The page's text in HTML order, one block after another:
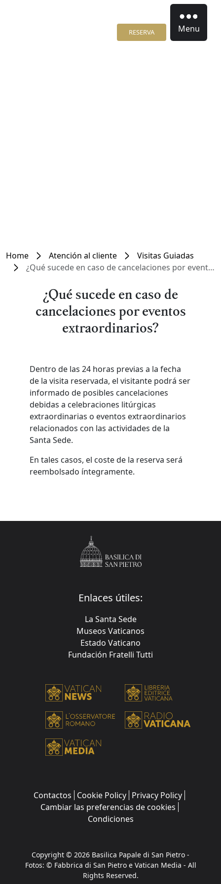
RESERVA Menu
Home Atención al cliente
Visitas Guiadas
¿Qué sucede en caso de cancelaciones por eventos extraordinarios?
¿Qué sucede en caso de
cancelaciones por eventos
extraordinarios?
Dentro de las 24 horas previas a la fecha
de la visita reservada, el visitante podrá ser
informado de posibles cancelaciones
debidas a celebraciones litúrgicas
extraordinarias o eventos extraordinarios
relacionados con las actividades de la
Santa Sede.
En tales casos, el coste de la reserva será
reembolsado íntegramente.
Enlaces útiles:
La Santa Sede
Museos Vaticanos
Estado Vaticano
Fundación Fratelli Tutti
Contactos Cookie Policy Privacy Policy
Cambiar las preferencias de cookies
Condiciones
Copyright © 2026 Basilica Papale di San Pietro -
Fotos: © Fabbrica di San Pietro e Vatican Media - All
Rights Reserved.